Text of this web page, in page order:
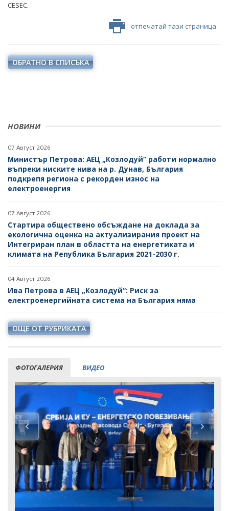
НОВИНИ
07 Август 2026
Министър Петрова: АЕЦ „Козлодуй“ работи нормално
въпреки ниските нива на р. Дунав, България
подкрепя региона с рекорден износ на
електроенергия
07 Август 2026
Стартира обществено обсъждане на доклада за
екологична оценка на актуализирания проект на
Интегриран план в областта на енергетиката и
климата на Република България 2021-2030 г.
04 Август 2026
Ива Петрова в АЕЦ „Козлодуй“: Риск за
електроенергийната система на България няма
ОЩЕ ОТ РУБРИКАТА
ФОТОГАЛЕРИЯ ВИДЕО
CESEC.
отпечатай тази страница
ОБРАТНО В СПИСЪКА